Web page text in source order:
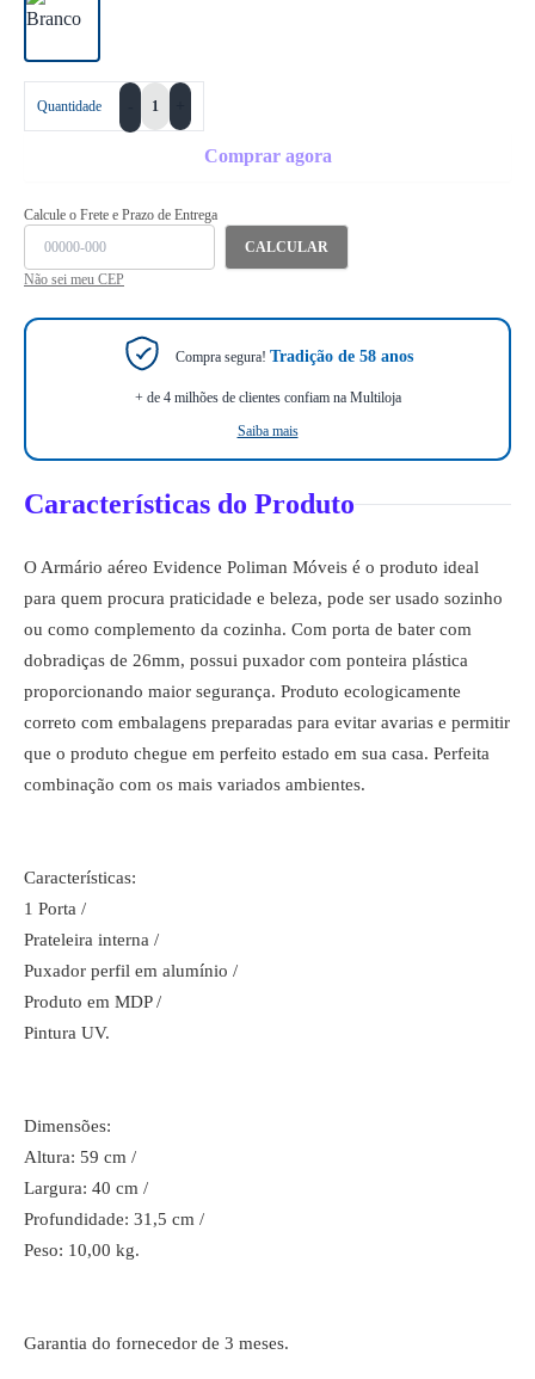
Quantidade
Comprar agora
Calcule o Frete e Prazo de Entrega
CALCULAR
Não sei meu CEP
Compra segura! Tradição de 58 anos
+ de 4 milhões de clientes confiam na Multiloja
Saiba mais
Características do Produto
O Armário aéreo Evidence Poliman Móveis é o produto ideal
para quem procura praticidade e beleza, pode ser usado sozinho
ou como complemento da cozinha. Com porta de bater com
dobradiças de 26mm, possui puxador com ponteira plástica
proporcionando maior segurança. Produto ecologicamente
correto com embalagens preparadas para evitar avarias e permitir
que o produto chegue em perfeito estado em sua casa. Perfeita
combinação com os mais variados ambientes.
Características:
1 Porta /
Prateleira interna /
Puxador perfil em alumínio /
Produto em MDP /
Pintura UV.
Dimensões:
Altura: 59 cm /
Largura: 40 cm /
Profundidade: 31,5 cm /
Peso: 10,00 kg.
Garantia do fornecedor de 3 meses.